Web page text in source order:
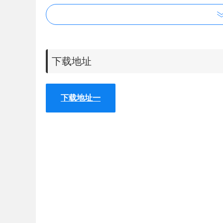
下载地址
下载地址一